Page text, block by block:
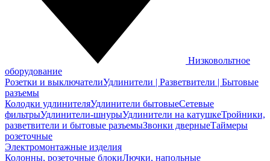
Низковольтное
оборудование
Розетки и выключателиУдлинители | Разветвители | Бытовые
разъемы
Колодки удлинителяУдлинители бытовыеСетевые
фильтрыУдлинители-шнурыУдлинители на катушкеТройники,
разветвители и бытовые разъемыЗвонки дверныеТаймеры
розеточные
Электромонтажные изделия
Колонны, розеточные блокиЛючки, напольные